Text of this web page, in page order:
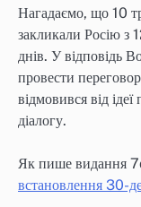
Нагадаємо, що 10
закликали Росію з
днів. У відповідь
провести
відмовився від
діалогу.
Як пише видання
встановлення 30-